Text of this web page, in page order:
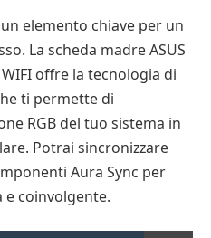
elemento chiave per un
La scheda madre ASUS
offre la tecnologia di
ti permette di
RGB del tuo sistema in
Potrai sincronizzare
Aura Sync per
e coinvolgente.